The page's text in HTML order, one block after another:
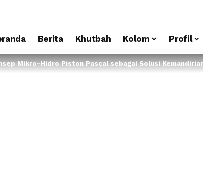
Berita Khutbah Kolom Profil
Mikro-Hidro Piston Pascal sebagai Solusi